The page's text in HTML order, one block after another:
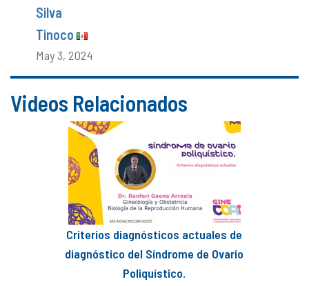
Silva
Tinoco
May 3, 2024
Videos Relacionados
Criterios diagnósticos actuales de
diagnóstico del Síndrome de Ovario
Poliquístico.